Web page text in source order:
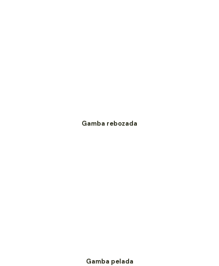
Gamba rebozada
Gamba pelada